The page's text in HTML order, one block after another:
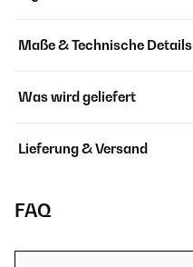
Maße & Technische Details
Was wird geliefert
Lieferung & Versand
FAQ